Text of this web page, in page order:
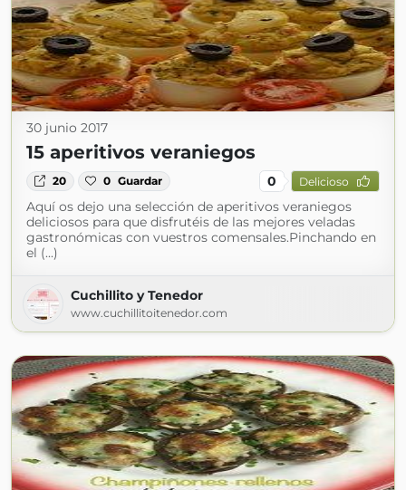
30 junio 2017
15 aperitivos veraniegos
20 0 Guardar 0 Delicioso
Aquí os dejo una selección de aperitivos veraniegos
deliciosos para que disfrutéis de las mejores veladas
gastronómicas con vuestros comensales.Pinchando en
el (...)
Cuchillito y Tenedor
www.cuchillitoitenedor.com